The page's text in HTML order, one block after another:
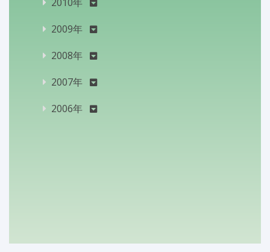
2009年
2008年
2007年
2006年